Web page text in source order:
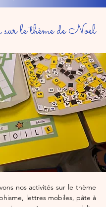
le thème de Noël
nos activités sur le thème
lettres mobiles, pâte à